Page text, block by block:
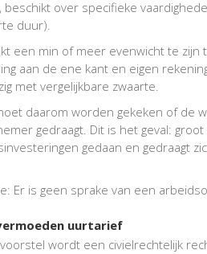
beschikt over specifieke
duur).
een min of meer evenwicht te
aan de ene kant en eigen
met vergelijkbare zwaarte.
daarom worden gekeken of de
gedraagt. Dit is het geval:
gedaan en gedraagt
Er is geen sprake van een
uurtarief
wordt een civielrechtelijk